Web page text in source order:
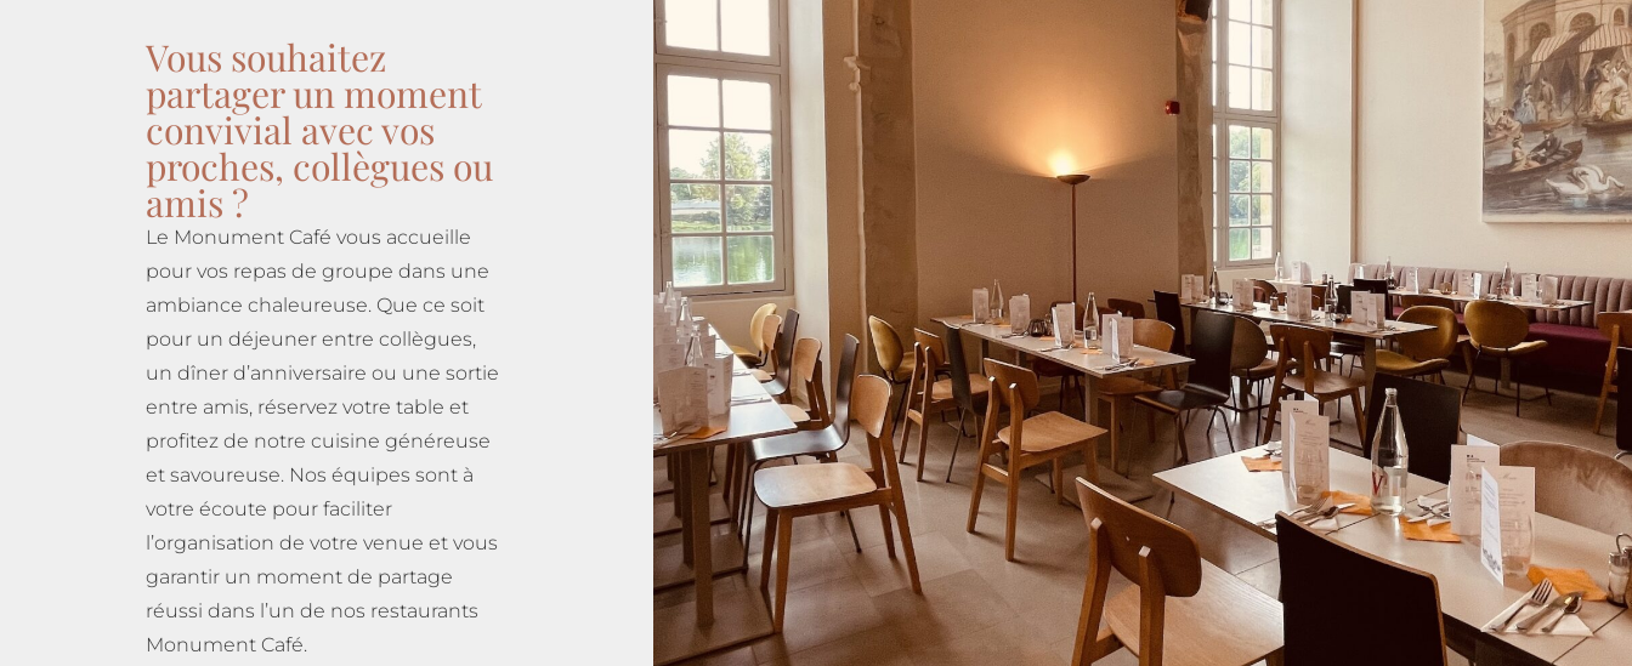
Vous souhaitez
partager un moment
convivial avec vos
proches, collègues ou
amis ?
Le Monument Café vous accueille
pour vos repas de groupe dans une
ambiance chaleureuse. Que ce soit
pour un déjeuner entre collègues,
un dîner d’anniversaire ou une sortie
entre amis, réservez votre table et
profitez de notre cuisine généreuse
et savoureuse. Nos équipes sont à
votre écoute pour faciliter
l’organisation de votre venue et vous
garantir un moment de partage
réussi dans l’un de nos restaurants
Monument Café.